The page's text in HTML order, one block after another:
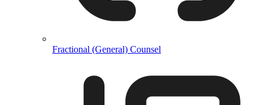
Fractional (General) Counsel